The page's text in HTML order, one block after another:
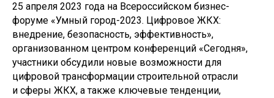
25 апреля 2023 года на Всероссийском бизнес-
форуме «Умный город-2023. Цифровое ЖКХ:
внедрение, безопасность, эффективность»,
организованном центром конференций «Сегодня»,
участники обсудили новые возможности для
цифровой трансформации строительной отрасли
и сферы ЖКХ, а также ключевые тенденции,